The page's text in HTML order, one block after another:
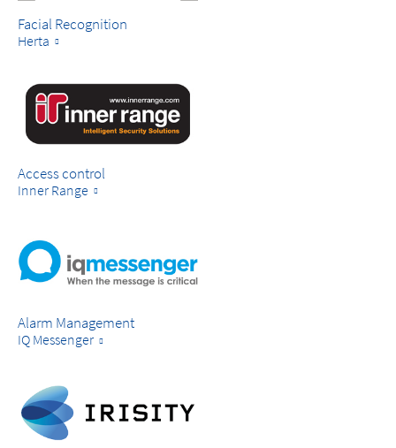
Facial Recognition
Herta
Access control
Inner Range
Alarm Management
IQ Messenger